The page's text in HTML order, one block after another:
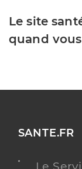
Le site
quand
SANTE.FR
Le